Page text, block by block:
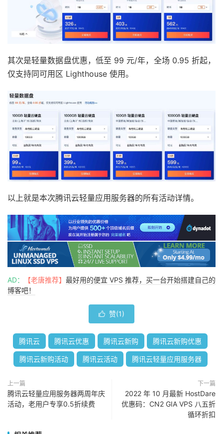
其次是轻量数据盘优惠，低至 99 元/年，全场 0.95 折起，
仅支持同可用区 Lighthouse 使用。
以上就是本次腾讯云轻量应用服务器的所有活动详情。
AD： 【老唐推荐】 最好用的便宜 VPS 推荐，买一台开始搭建自己的
博客吧！
 赞(1)
腾讯云 腾讯云优惠 腾讯云新购 腾讯云新购优惠
腾讯云新购活动 腾讯云活动 腾讯云轻量应用服务器
上一篇
腾讯云轻量应用服务器两周年庆
活动，老用户专享0.5折续费
下一篇
2022 年 10 月最新 HostDare
优惠码：CN2 GIA VPS 八五折
循环折扣